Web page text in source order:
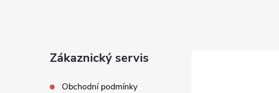
Zákaznický servis
Obchodní podmínky